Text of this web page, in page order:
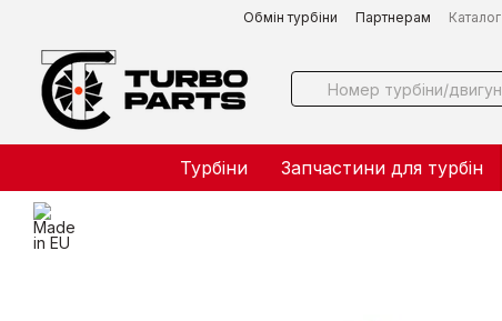
Перейти до основного контентуОбмін турбіни Партнерам Каталог
Турбіни Запчастини для турбін